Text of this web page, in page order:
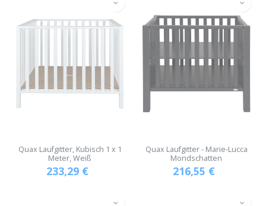
Quax Laufgitter, Kubisch 1 x 1
Meter, Weiß
233,29 €
Quax Laufgitter - Marie-Lucca
Mondschatten
216,55 €